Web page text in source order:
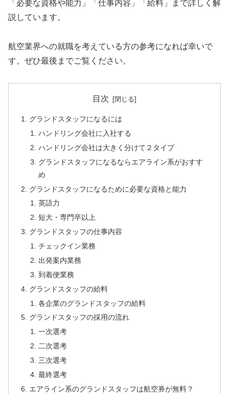
「必要な資格や能力」「仕事内容」「給料」まで詳しく解
説しています。
航空業界への就職を考えている方の参考になれば幸いで
す。ぜひ最後までご覧ください。
目次
グランドスタッフになるには
ハンドリング会社に入社する
ハンドリング会社は大きく分けて２タイプ
グランドスタッフになるならエアライン系がおすす
め
グランドスタッフになるために必要な資格と能力
英語力
短大・専門卒以上
グランドスタッフの仕事内容
チェックイン業務
出発案内業務
到着便業務
グランドスタッフの給料
各企業のグランドスタッフの給料
グランドスタッフの採用の流れ
一次選考
二次選考
三次選考
最終選考
エアライン系のグランドスタッフは航空券が無料？